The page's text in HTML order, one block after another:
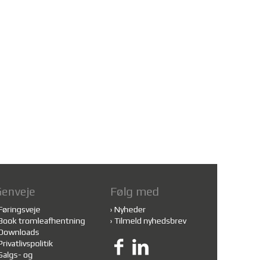
tromleafhentning
og
Følg med
› Nyheder
› Tilmeld nyhedsbrev